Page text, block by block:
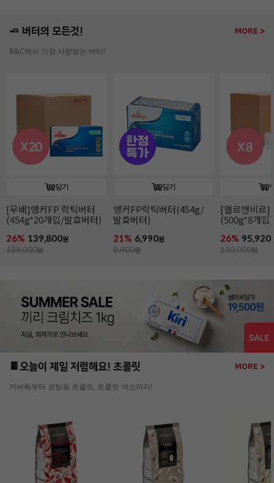
🧈 버터의 모든것! MORE >
B&C에서 가장 사랑받는 버터!
담기
[무배]앵커FP 락틱버터
(454g*20개입/발효버터)
26% 139,800원
189,000원
담기
앵커FP락틱버터(454g/
발효버터)
21% 6,990원
8,900원
[엘르앤비르]
(500g*8개입)
26% 95,920
130,000원
🍫오늘이 제일 저렴해요! 초콜릿 MORE >
커버춰부터 코팅용 초콜릿, 초콜릿 색소까지!